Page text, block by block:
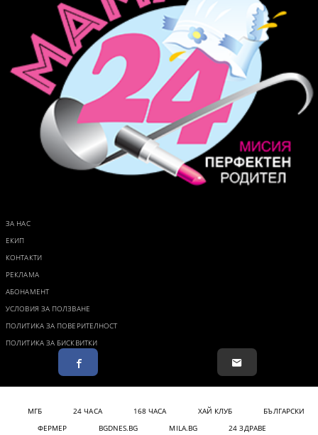
ЗА НАС
ЕКИП
КОНТАКТИ
РЕКЛАМА
АБОНАМЕНТ
УСЛОВИЯ ЗА ПОЛЗВАНЕ
ПОЛИТИКА ЗА ПОВЕРИТЕЛНОСТ
ПОЛИТИКА ЗА БИСКВИТКИ
МГБ 24 ЧАСА 168 ЧАСА ХАЙ КЛУБ
БЪЛГАРСКИ
ФЕРМЕР
BGDNES.BG MILA.BG 24 ЗДРАВЕ